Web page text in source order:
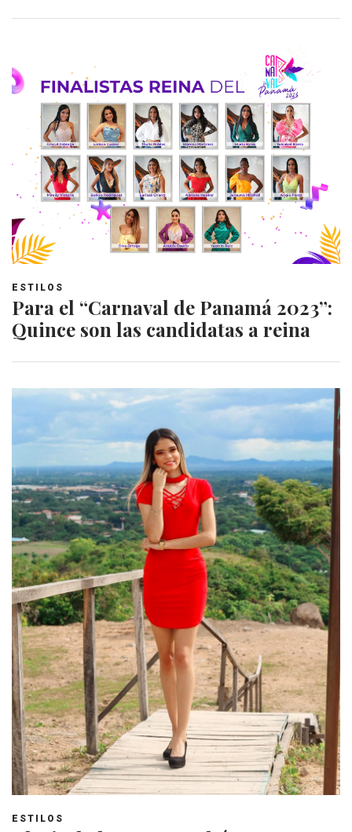
ESTILOS
Para el “Carnaval de Panamá 2023”:
Quince son las candidatas a reina
ESTILOS